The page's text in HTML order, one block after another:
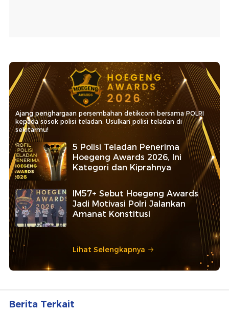
Ajang penghargaan persembahan detikcom bersama POLRI
kepada sosok polisi teladan. Usulkan polisi teladan di
sekitarmu!
5 Polisi Teladan Penerima
Hoegeng Awards 2026, Ini
Kategori dan Kiprahnya
IM57+ Sebut Hoegeng Awards
Jadi Motivasi Polri Jalankan
Amanat Konstitusi
Lihat Selengkapnya
Berita Terkait